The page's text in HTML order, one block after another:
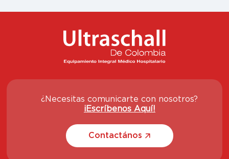
¿Necesitas comunicarte con nosotros?
¡Escríbenos Aquí!
Contactános